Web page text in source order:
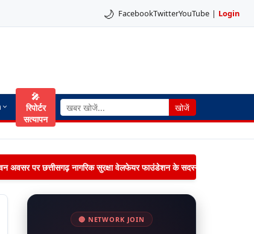
🌙 FacebookTwitterYouTube | Login
🎤
रिपोर्टर
सत्यापन
खोजें
अवसर पर छत्तीसगढ़ नागरिक सुरक्षा वेलफेयर फाउंडेशन के सदस्यों द्वारा जनपद
🔴 NETWORK JOIN